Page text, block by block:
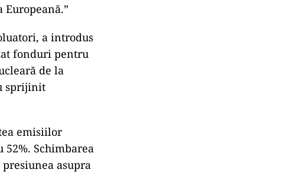
a introdus
fonduri pentru
de la
sprijinit
emisiilor
Schimbarea
asupra